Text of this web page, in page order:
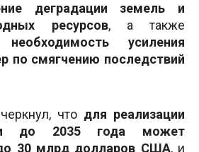
деградации земель и
ресурсов, а также
необходимость усиления
по смягчению последствий
что для реализации
до 2035 года может
30 млрд долларов США, и